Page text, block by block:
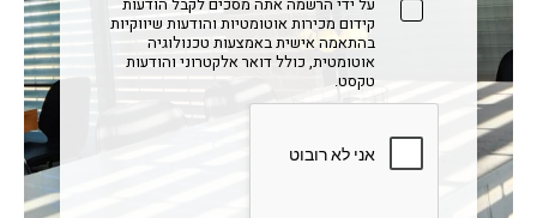
על ידי הרשמה אתה מסכים לקבל הודעות
קידום מכירות אוטומטיות והודעות שיווקיות
בהתאמה אישית באמצעות טכנולוגיה
אוטומטית, כולל דואר אלקטרוני והודעות
טקסט.